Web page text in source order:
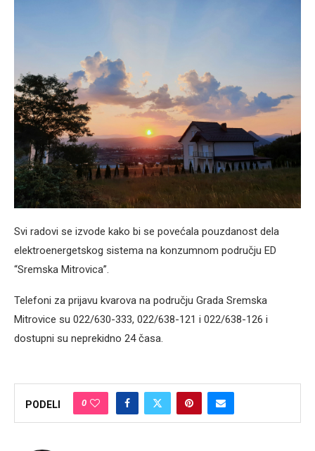
Svi radovi se izvode kako bi se povećala pouzdanost dela
elektroenergetskog sistema na konzumnom području ED
“Sremska Mitrovica”.
Telefoni za prijavu kvarova na području Grada Sremska
Mitrovice su 022/630-333, 022/638-121 i 022/638-126 i
dostupni su neprekidno 24 časa.
PODELI 0